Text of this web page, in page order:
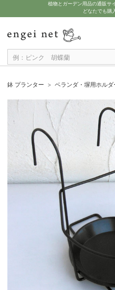
植物とガーデン用品の通販
どなたでも購
鉢 プランター ベランダ・塀用ホルダ
11月中下旬予約
グッズ・資材
12月上中旬予約
グッズ・資材
プ
10月中下旬予約